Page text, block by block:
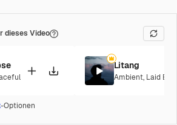
dieses Video
Litang
Ambient, Laid
-Optionen